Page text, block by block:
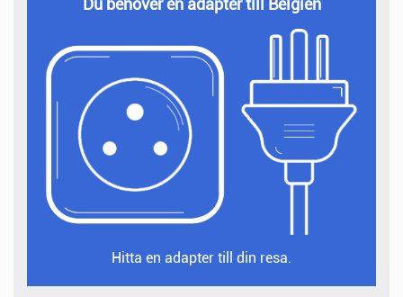
Hitta en adapter till din resa.